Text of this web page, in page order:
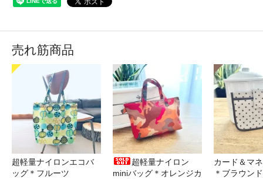
売れ筋商品
超軽量ナイロンエコバ
ッグ＊フルーツ
超軽量ナイロン
miniバッグ＊オレンジカ
カード＆マ
＊ブラウン